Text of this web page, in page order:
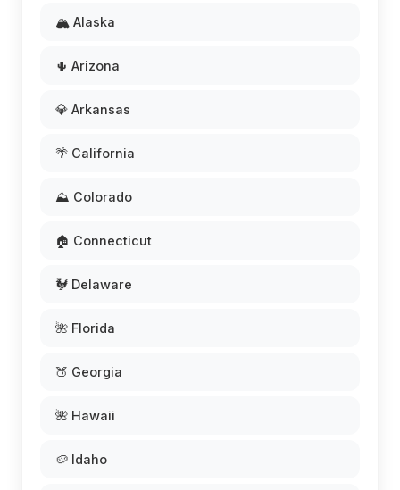
🏔️ Alaska
🌵 Arizona
💎 Arkansas
🌴 California
⛰️ Colorado
🏠 Connecticut
🐓 Delaware
🌺 Florida
🍑 Georgia
🌺 Hawaii
🥔 Idaho